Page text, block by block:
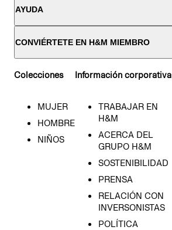
AYUDA
CONVIÉRTETE EN H&M MIEMBRO
Colecciones
MUJER
HOMBRE
NIÑOS
Información corporativa
TRABAJAR EN
H&M
ACERCA DEL
GRUPO H&M
SOSTENIBILIDAD
PRENSA
RELACIÓN CON
INVERSONISTAS
POLÍTICA